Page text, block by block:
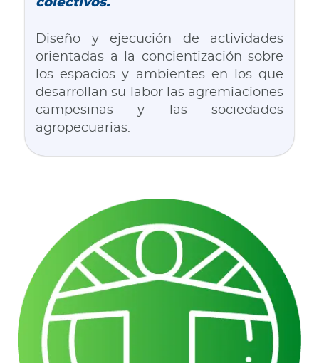
colectivos.
Diseño y ejecución de actividades
orientadas a la concientización sobre
los espacios y ambientes en los que
desarrollan su labor las agremiaciones
campesinas y las sociedades
agropecuarias.